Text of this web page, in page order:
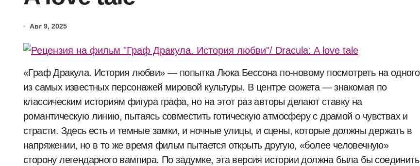
Авг 9, 2025
«Граф Дракула. История любви» — попытка Люка Бессона по-новому посмотреть на одного
из самых известных персонажей мировой культуры. В центре сюжета — знакомая по
классическим историям фигура графа, но на этот раз авторы делают ставку на
романтическую линию, пытаясь совместить готическую атмосферу с драмой о чувствах и
страсти. Здесь есть и темные замки, и ночные улицы, и сцены, которые должны держать в
напряжении, но в то же время фильм пытается открыть другую, «более человечную»
сторону легендарного вампира. По задумке, эта версия истории должна была бы соединить